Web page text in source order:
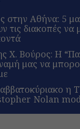
στην Αθήνα: 5
τις διακοπές να
Χ. Βούρος: Η
μας να
η
Nolan